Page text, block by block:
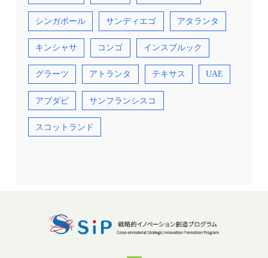
シンガポール サンディエゴ アタランタ
キンシャサ コンゴ インスブルック
グラーツ アトランタ テキサス UAE
アブダビ サンフランシスコ
スコットランド